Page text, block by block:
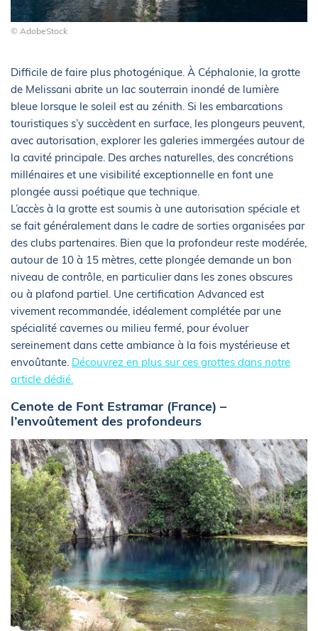
© AdobeStock
Difficile de faire plus photogénique. À Céphalonie, la grotte
de Melissani abrite un lac souterrain inondé de lumière
bleue lorsque le soleil est au zénith. Si les embarcations
touristiques s’y succèdent en surface, les plongeurs peuvent,
avec autorisation, explorer les galeries immergées autour de
la cavité principale. Des arches naturelles, des concrétions
millénaires et une visibilité exceptionnelle en font une
plongée aussi poétique que technique.
L’accès à la grotte est soumis à une autorisation spéciale et
se fait généralement dans le cadre de sorties organisées par
des clubs partenaires. Bien que la profondeur reste modérée,
autour de 10 à 15 mètres, cette plongée demande un bon
niveau de contrôle, en particulier dans les zones obscures
ou à plafond partiel. Une certification Advanced est
vivement recommandée, idéalement complétée par une
spécialité cavernes ou milieu fermé, pour évoluer
sereinement dans cette ambiance à la fois mystérieuse et
envoûtante. Découvrez en plus sur ces grottes dans notre
article dédié.
Cenote de Font Estramar (France) –
l’envoûtement des profondeurs